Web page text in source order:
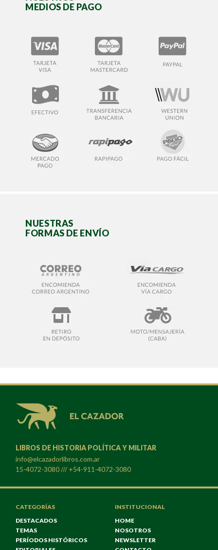
MEDIOS DE PAGO
NUESTRAS
FORMAS DE ENVÍO
LIBROS DE HISTORIA POLÍTICA Y MILITAR
info@elcazadorlibros.com.ar
15-4072-3080 /// +54-911-4072-3080
CATEGORÍAS
DESTACADOS
TEMAS
PERÍODOS HISTÓRICOS
INSTITUCIONAL
HOME
NOSOTROS
NEWSLETTER